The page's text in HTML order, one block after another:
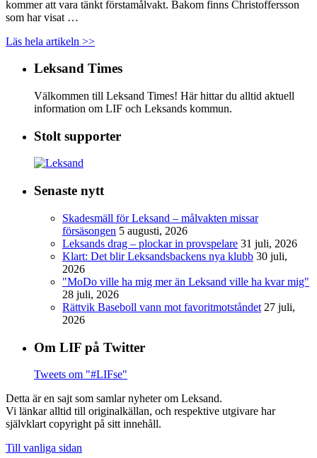
kommer att vara tänkt förstamålvakt. Bakom finns Christoffersson
som har visat …
Läs hela artikeln >>
Leksand Times
Välkommen till Leksand Times! Här hittar du alltid aktuell
information om LIF och Leksands kommun.
Stolt supporter
Senaste nytt
Skadesmäll för Leksand – målvakten missar
försäsongen 5 augusti, 2026
Leksands drag – plockar in provspelare 31 juli, 2026
Klart: Det blir Leksandsbackens nya klubb 30 juli,
2026
"MoDo ville ha mig mer än Leksand ville ha kvar mig"
28 juli, 2026
Rättvik Baseboll vann mot favoritmotståndet 27 juli,
2026
Om LIF på Twitter
Tweets om "#LIFse"
Detta är en sajt som samlar nyheter om Leksand.
Vi länkar alltid till originalkällan, och respektive utgivare har
självklart copyright på sitt innehåll.
Till vanliga sidan